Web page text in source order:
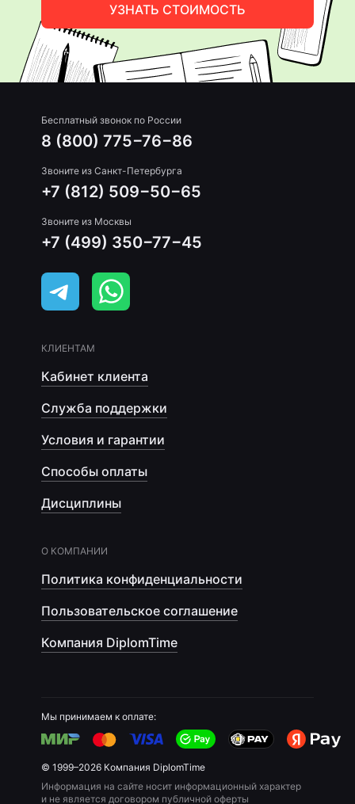
УЗНАТЬ СТОИМОСТЬ
Бесплатный звонок по России
8 (800) 775−76−86
Звоните из Санкт-Петербурга
+7 (812) 509−50−65
Звоните из Москвы
+7 (499) 350−77−45
КЛИЕНТАМ
Кабинет клиента
Служба поддержки
Условия и гарантии
Способы оплаты
Дисциплины
О КОМПАНИИ
Политика конфиденциальности
Пользовательское соглашение
Компания DiplomTime
Мы принимаем к оплате:
© 1999–2026 Компания DiplomTime
Информация на сайте носит информационный характер
и не является договором публичной оферты